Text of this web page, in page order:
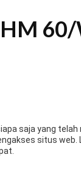
saja yang telah
situs